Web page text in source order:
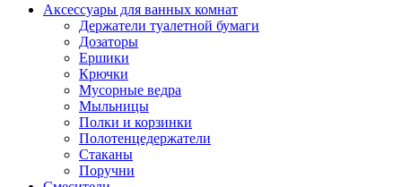
Аксессуары для ванных комнат
Держатели туалетной бумаги
Дозаторы
Ершики
Крючки
Мусорные ведра
Мыльницы
Полки и корзинки
Полотенцедержатели
Стаканы
Поручни